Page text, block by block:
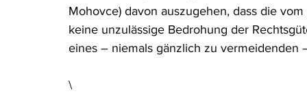
Mohovce) davon auszugehen, dass die
keine unzulässige Bedrohung der
eines – niemals gänzlich zu vermeidenden
\